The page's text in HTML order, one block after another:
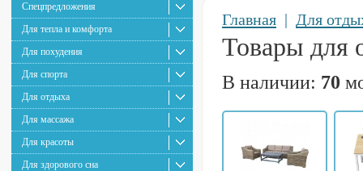
Спецпредложения
Для тепла и комфорта
Для похудения
Для спорта
Для отдыха
Для массажа
Для красоты
Для здорового сна
Главная | Для
Товары для
В наличии: 70